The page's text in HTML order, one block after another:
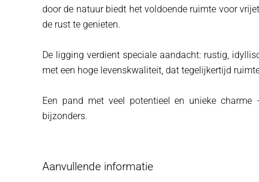
door de natuur biedt het voldoende ruimte voor
de rust te genieten.
De ligging verdient speciale aandacht: rustig,
met een hoge levenskwaliteit, dat tegelijkertijd
Een pand met veel potentieel en unieke
bijzonders.
Aanvullende informatie